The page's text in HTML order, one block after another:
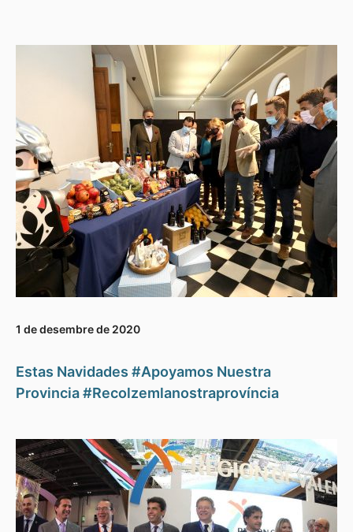
1 de desembre de 2020
Estas Navidades #Apoyamos Nuestra
Provincia #Recolzemlanostraprovíncia